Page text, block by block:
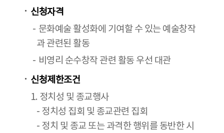
신청자격
문화예술 활성화에 기여할 수 있는 예술창작
과 관련된 활동
비영리 순수창작 관련 활동 우선 대관
신청제한조건
1. 정치성 및 종교행사
- 정치성 집회 및 종교관련 집회
- 정치 및 종교 또는 과격한 행위를 동반한 시